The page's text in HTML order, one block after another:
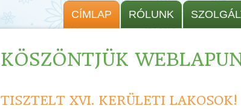
CÍMLAP RÓLUNK
KÖSZÖNTJÜK
TISZTELT XVI. KERÜLETI LAKOSOK!